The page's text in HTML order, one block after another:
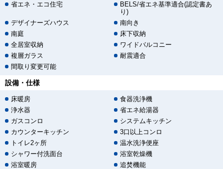
省エネ・エコ住宅
BELS/省エネ基準適合(認定書あ
り)
デザイナーズハウス
南向き
南庭
床下収納
全居室収納
ワイドバルコニー
複層ガラス
耐震適合
間取り変更可能
設備・仕様
床暖房
食器洗浄機
浄水器
省エネ給湯器
ガスコンロ
システムキッチン
カウンターキッチン
3口以上コンロ
トイレ2ヶ所
温水洗浄便座
シャワー付洗面台
浴室乾燥機
浴室暖房
追焚機能